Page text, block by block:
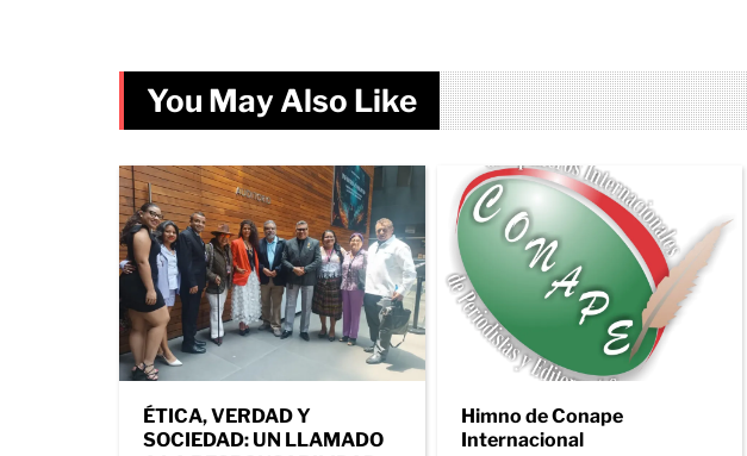
You May Also Like
ÉTICA, VERDAD Y
SOCIEDAD: UN LLAMADO
Himno de Conape
Internacional